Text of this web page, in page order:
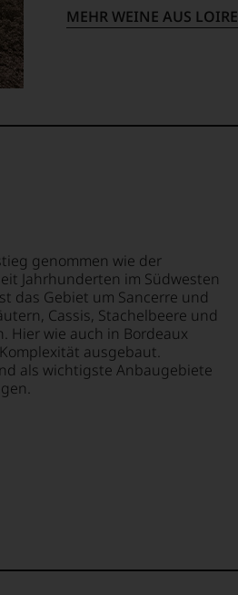
MEHR WEINE AUS LOIRE
genommen wie der
Jahrhunderten im Südwesten
das Gebiet um Sancerre und
Cassis, Stachelbeere und
Hier wie auch in Bordeaux
ausgebaut.
als wichtigste Anbaugebiete